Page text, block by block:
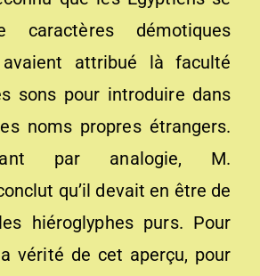
caractères démotiques
attribué là faculté
sons pour introduire dans
noms propres étrangers.
par analogie, M.
qu’il devait en être de
hiéroglyphes purs. Pour
vérité de cet aperçu, pour